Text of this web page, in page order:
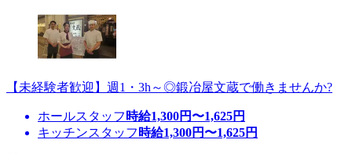
【未経験者歓迎】週1・3h～◎鍛冶屋文蔵で働きませんか?
ホールスタッフ 時給1,300円〜1,625円
キッチンスタッフ 時給1,300円〜1,625円